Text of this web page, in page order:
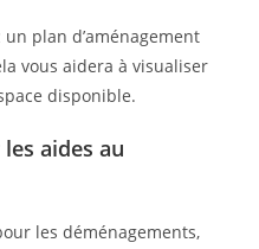
un plan d’aménagement
vous aidera à visualiser
disponible.
aides au
les déménagements,